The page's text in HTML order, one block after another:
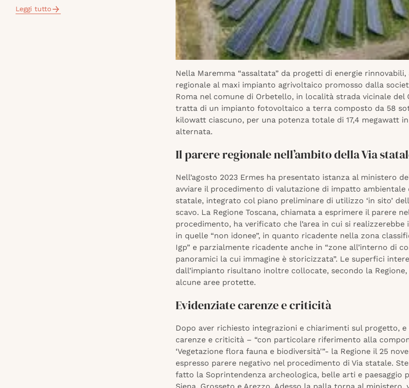
Leggi tutto
Nella Maremma “assaltata” da progetti di energie
regionale al maxi impianto agrivoltaico promosso dalla
Roma nel comune di Orbetello, in località strada vicinale del
tratta di un impianto fotovoltaico a terra composto da 58
kilowatt ciascuno, per una potenza totale di 17,4 megawatt
alternata.
Il parere regionale nell’ambito della Via
Nell’agosto 2023 Ermes ha presentato istanza al ministero
avviare il procedimento di valutazione di impatto ambientale
statale, integrato col piano preliminare di utilizzo ‘in sito’
scavo. La Regione Toscana, chiamata a esprimere il parere
procedimento, ha verificato che l’area in cui si
in quelle “non idonee”, in quanto ricadente nella zona
Igp” e parzialmente ricadente anche in “zone all’interno di
panoramici la cui immagine è storicizzata”. Le superfici
dall’impianto risultano inoltre collocate, secondo la
alcune aree protette.
Evidenziate carenze e criticità
Dopo aver richiesto integrazioni e chiarimenti sul progetto, e
carenze e criticità – “con particolare riferimento alla
‘Vegetazione flora fauna e biodiversità'”- la Regione il 25
espresso parere negativo nel procedimento di Via statale.
fatto la Soprintendenza archeologica, belle arti e paesaggio